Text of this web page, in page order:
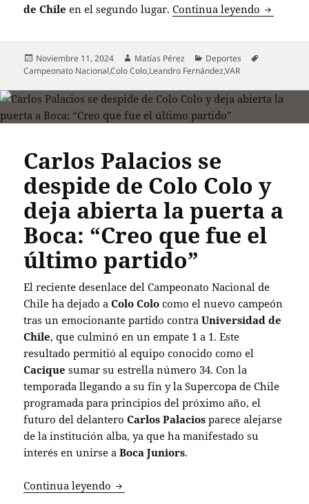
de Chile en el segundo lugar.Continua leyendo
Publicado
el
Noviembre 11, 2024 Autor
Matías Pérez Categorías
Deportes
Campeonato Nacional,Colo Colo,Leandro Fernández,VAR
Carlos Palacios se
despide de Colo Colo y
deja abierta la puerta a
Boca: “Creo que fue el
último partido”
El reciente desenlace del Campeonato Nacional de
Chile ha dejado aColo Colo como el nuevo campeón
tras un emocionante partido contraUniversidad de
Chile, que culminó en un empate 1 a 1. Este
resultado permitió al equipo conocido como el
Cacique sumar su estrella número 34. Con la
temporada llegando a su fin y la Supercopa de Chile
programada para principios del próximo año, el
futuro del delanteroCarlos Palacios parece alejarse
de la institución alba, ya que ha manifestado su
interés en unirse aBoca Juniors.
Continua leyendo Carlos Palacios se despide de Colo